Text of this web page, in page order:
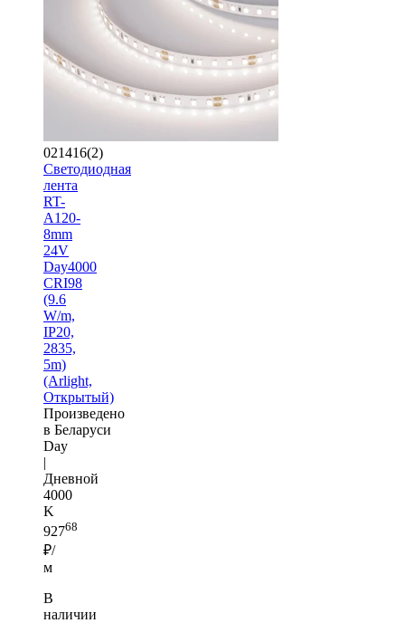
021416(2)
Светодиодная
лента
RT-
A120-
8mm
24V
Day4000
CRI98
(9.6
W/m,
IP20,
2835,
5m)
(Arlight,
Открытый)
Произведено
в Беларуси
Day
|
Дневной
4000
K
92768
₽/
м
В
наличии